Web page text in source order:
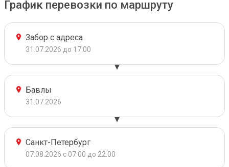
График перевозки по маршруту
Забор с адреса
31.07.2026 до 17:00
Бавлы
31.07.2026
Санкт-Петербург
07.08.2026 с 07:00 до 22:00